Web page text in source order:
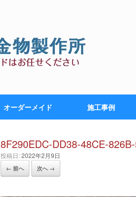
オーダーメイド 施工事例
8F290EDC-DD38-48CE-
投稿日:2022年2月9日
← 前へ 次へ →